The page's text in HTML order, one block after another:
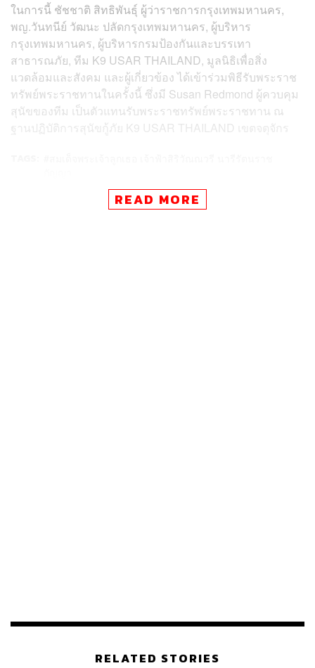
ในการนี้ ชัชชาติ สิทธิพันธุ์ ผู้ว่าราชการกรุงเทพมหานคร,
พญ.วันทนีย์ วัฒนะ ปลัดกรุงเทพมหานคร, ผู้บริหาร
กรุงเทพมหานคร, ผู้บริหารกรมป้องกันและบรรเทา
สาธารณภัย, ทีม K9 USAR THAILAND, มูลนิธิเพื่อสิ่ง
แวดล้อมและสังคม และผู้เกี่ยวข้อง ได้เข้าร่วมพิธีรับพระราช
ทรัพย์พระราชทานในครั้งนี้ ซึ่งมี Susan Redmond ผู้ควบคุม
สุนัขของทีม เป็นตัวแทนรับพระราชทรัพย์พระราชทาน ณ
ฐานปฏิบัติการสุนัขกู้ภัย K9 USAR THAILAND เขตจตุจักร
ผู้ว่าราชการกรุงเทพมหานคร
สุนัข K9
K9 USAR Thailand
ชัชชาติ สิทธิพันธุ์
ตำรวจประจำหน่วยสุนัขกู้ระเบิด K9
READ MORE
RELATED STORIES